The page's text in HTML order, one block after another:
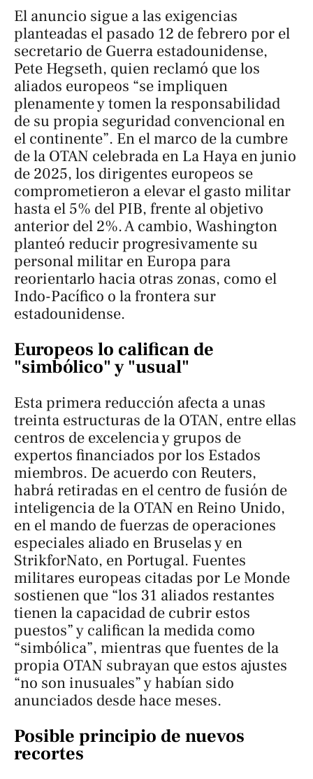
El anuncio sigue a las exigencias
planteadas el pasado 12 de febrero por el
secretario de Guerra estadounidense,
Pete Hegseth, quien reclamó que los
aliados europeos “se impliquen
plenamente y tomen la responsabilidad
de su propia seguridad convencional en
el continente”. En el marco de la cumbre
de la OTAN celebrada en La Haya en junio
de 2025, los dirigentes europeos se
comprometieron a elevar el gasto militar
hasta el 5% del PIB, frente al objetivo
anterior del 2%. A cambio, Washington
planteó reducir progresivamente su
personal militar en Europa para
reorientarlo hacia otras zonas, como el
Indo-Pacífico o la frontera sur
estadounidense.
Europeos lo califican de
"simbólico" y "usual"
Esta primera reducción afecta a unas
treinta estructuras de la OTAN, entre ellas
centros de excelencia y grupos de
expertos financiados por los Estados
miembros. De acuerdo con Reuters,
habrá retiradas en el centro de fusión de
inteligencia de la OTAN en Reino Unido,
en el mando de fuerzas de operaciones
especiales aliado en Bruselas y en
StrikforNato, en Portugal. Fuentes
militares europeas citadas por Le Monde
sostienen que “los 31 aliados restantes
tienen la capacidad de cubrir estos
puestos” y califican la medida como
“simbólica”, mientras que fuentes de la
propia OTAN subrayan que estos ajustes
“no son inusuales” y habían sido
anunciados desde hace meses.
Posible principio de nuevos
recortes